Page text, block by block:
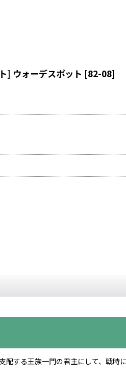
] ウォーデスポット [82-08]
配する王族一門の君主にして、戦